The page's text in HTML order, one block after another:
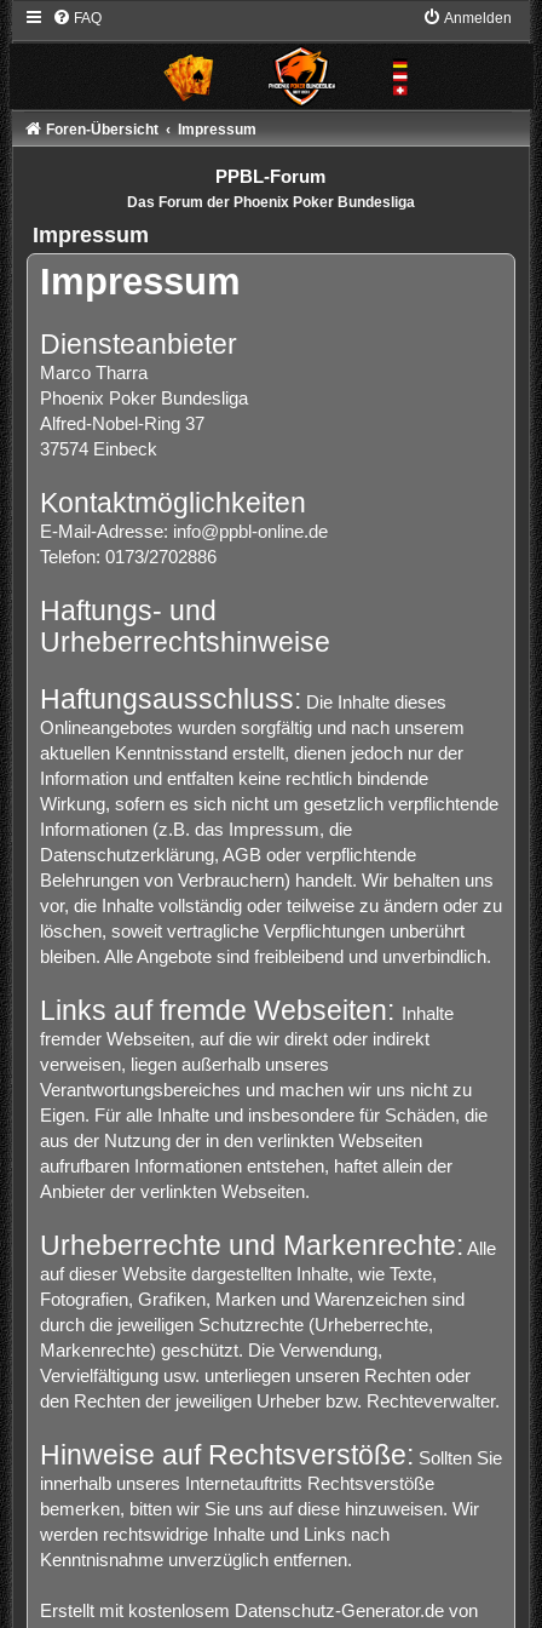
FAQ Anmelden
Foren-Übersicht Impressum
PPBL-Forum
Das Forum der Phoenix Poker Bundesliga
Impressum
Impressum
Diensteanbieter
Marco Tharra
Phoenix Poker Bundesliga
Alfred-Nobel-Ring 37
37574 Einbeck
Kontaktmöglichkeiten
E-Mail-Adresse: info@ppbl-online.de
Telefon: 0173/2702886
Haftungs- und
Urheberrechtshinweise
Haftungsausschluss: Die Inhalte dieses
Onlineangebotes wurden sorgfältig und nach unserem
aktuellen Kenntnisstand erstellt, dienen jedoch nur der
Information und entfalten keine rechtlich bindende
Wirkung, sofern es sich nicht um gesetzlich verpflichtende
Informationen (z.B. das Impressum, die
Datenschutzerklärung, AGB oder verpflichtende
Belehrungen von Verbrauchern) handelt. Wir behalten uns
vor, die Inhalte vollständig oder teilweise zu ändern oder zu
löschen, soweit vertragliche Verpflichtungen unberührt
bleiben. Alle Angebote sind freibleibend und unverbindlich.
Links auf fremde Webseiten: Inhalte
fremder Webseiten, auf die wir direkt oder indirekt
verweisen, liegen außerhalb unseres
Verantwortungsbereiches und machen wir uns nicht zu
Eigen. Für alle Inhalte und insbesondere für Schäden, die
aus der Nutzung der in den verlinkten Webseiten
aufrufbaren Informationen entstehen, haftet allein der
Anbieter der verlinkten Webseiten.
Urheberrechte und Markenrechte: Alle
auf dieser Website dargestellten Inhalte, wie Texte,
Fotografien, Grafiken, Marken und Warenzeichen sind
durch die jeweiligen Schutzrechte (Urheberrechte,
Markenrechte) geschützt. Die Verwendung,
Vervielfältigung usw. unterliegen unseren Rechten oder
den Rechten der jeweiligen Urheber bzw. Rechteverwalter.
Hinweise auf Rechtsverstöße: Sollten Sie
innerhalb unseres Internetauftritts Rechtsverstöße
bemerken, bitten wir Sie uns auf diese hinzuweisen. Wir
werden rechtswidrige Inhalte und Links nach
Kenntnisnahme unverzüglich entfernen.
Erstellt mit kostenlosem Datenschutz-Generator.de von